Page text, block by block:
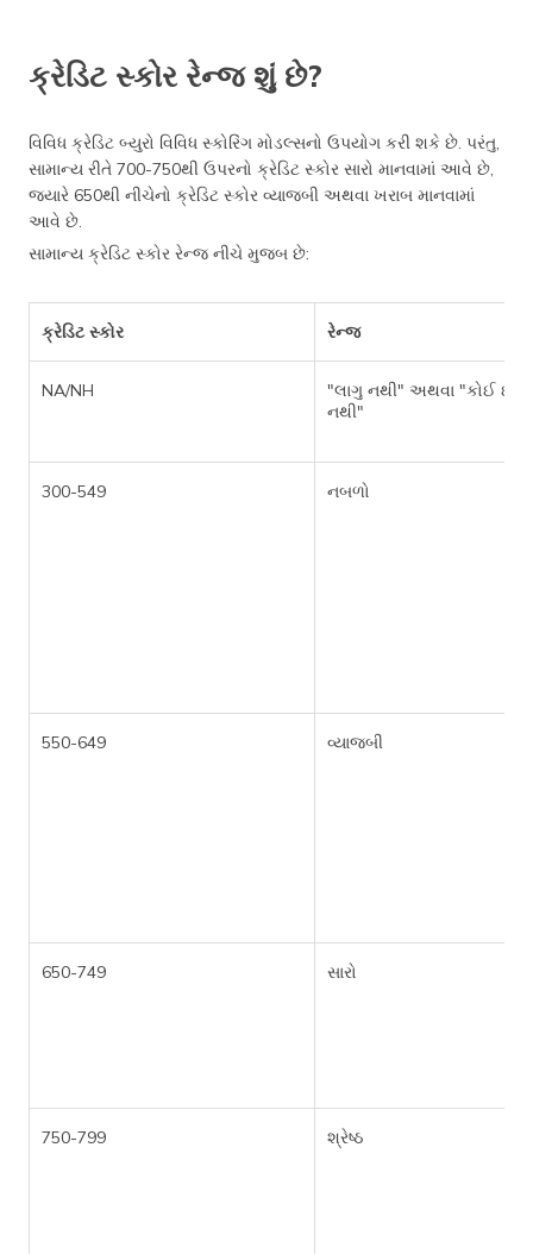
ક્રેડિટ સ્કોર રેન્જ શું છે?
વિવિધ ક્રેડિટ બ્યુરો વિવિધ સ્કોરિંગ મોડલ્સનો ઉપયોગ કરી શકે છે. પરંતુ,
સામાન્ય રીતે 700-750થી ઉપરનો ક્રેડિટ સ્કોર સારો માનવામાં આવે છે,
જ્યારે 650થી નીચેનો ક્રેડિટ સ્કોર વ્યાજબી અથવા ખરાબ માનવામાં
આવે છે.
સામાન્ય ક્રેડિટ સ્કોર રેન્જ નીચે મુજબ છે:
ક્રેડિટ સ્કોર રેન્જ
NA/NH
"લાગુ નથી" અથવા "કોઈ
નથી"
300-549 નબળો
550-649 વ્યાજબી
650-749 સારો
750-799 શ્રેષ્ઠ